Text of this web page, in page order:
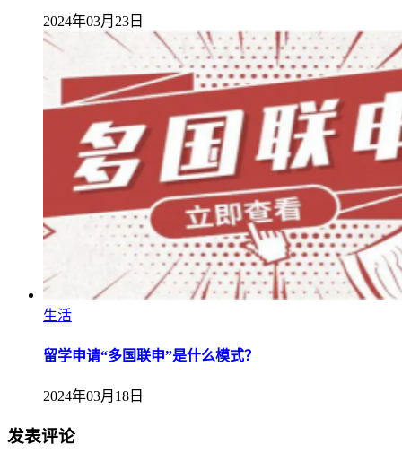
2024年03月23日
生活
留学申请“多国联申”是什么模式？
2024年03月18日
发表评论